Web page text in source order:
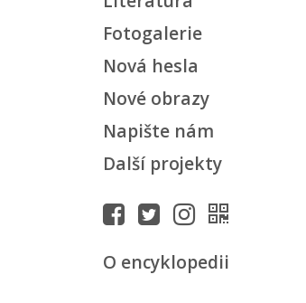
Fotogalerie
Nová hesla
Nové obrazy
Napište nám
Další projekty
O encyklopedii